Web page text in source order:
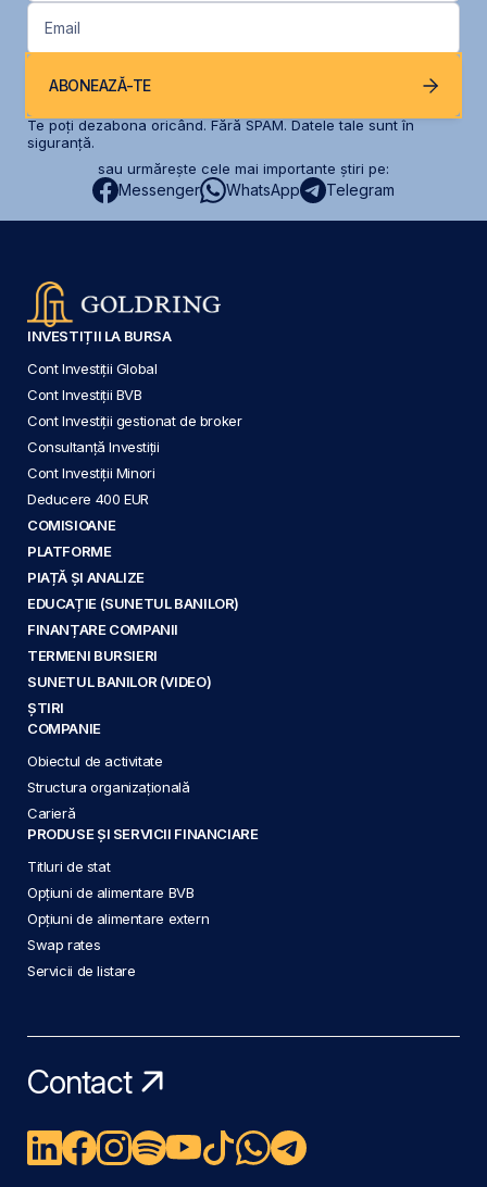
Email
ABONEAZĂ-TE
Te poți dezabona oricând. Fără SPAM. Datele tale sunt în
siguranță.
sau urmărește cele mai importante știri pe:
Messenger WhatsApp Telegram
INVESTIȚII LA BURSA
Cont Investiții Global
Cont Investiții BVB
Cont Investiții gestionat de broker
Consultanță Investiții
Cont Investiții Minori
Deducere 400 EUR
COMISIOANE
PLATFORME
PIAȚĂ ȘI ANALIZE
EDUCAȚIE (SUNETUL BANILOR)
FINANȚARE COMPANII
TERMENI BURSIERI
SUNETUL BANILOR (VIDEO)
ȘTIRI
COMPANIE
Obiectul de activitate
Structura organizațională
Carieră
PRODUSE ȘI SERVICII FINANCIARE
Titluri de stat
Opțiuni de alimentare BVB
Opțiuni de alimentare extern
Swap rates
Servicii de listare
Contact